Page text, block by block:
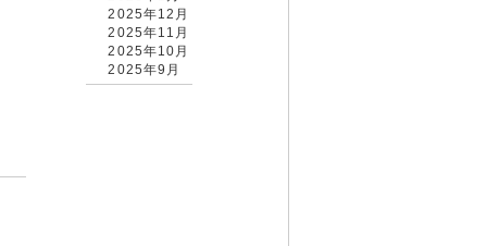
2025年12月
2025年11月
2025年10月
2025年9月